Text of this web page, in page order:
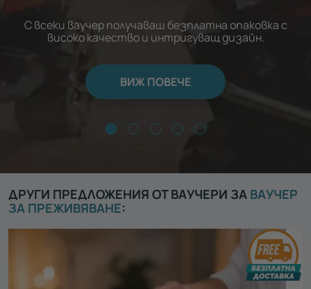
С всеки ваучер получаваш безплатна опаковка с
високо качество и интригуващ дизайн.
ВИЖ ПОВЕЧЕ
ДРУГИ ПРЕДЛОЖЕНИЯ ОТ ВАУЧЕРИ ЗА ВАУЧЕР
ЗА ПРЕЖИВЯВАНЕ: